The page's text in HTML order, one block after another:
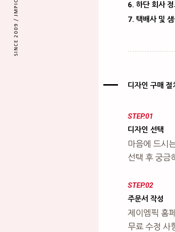
6. 하단 회사
7. 택배사 및
디자인 구매 절
STEP.01
디자인 선택
마음에 드시
선택 후 궁금
STEP.02
주문서 작성
제이엠픽 홈
무료 수정 사